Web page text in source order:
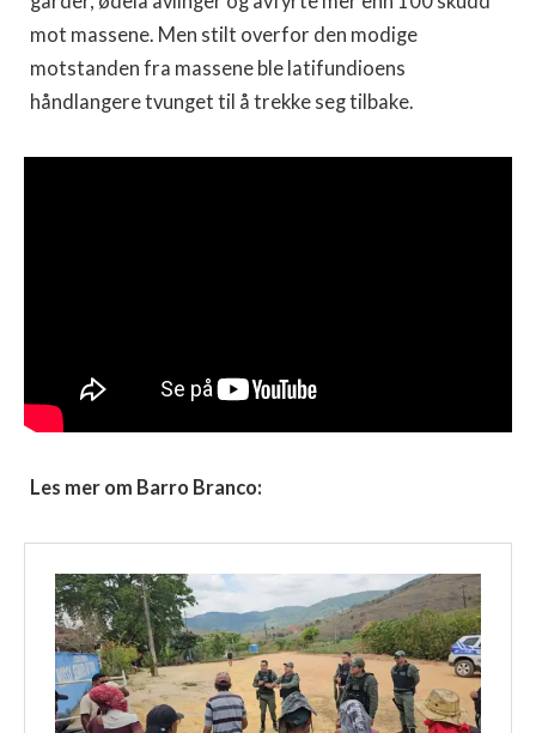
mot massene. Men stilt overfor den modige
motstanden fra massene ble latifundioens
håndlangere tvunget til å trekke seg tilbake.
Les mer om Barro Branco: